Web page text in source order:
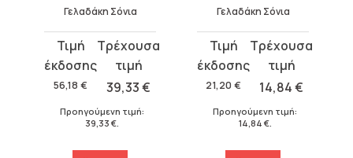
Γελαδάκη Σόνια
56,18 €
Original
price
was:
56,18 €.
39,33€
τρέχουσα
τιμή
είναι:
39,33 €.
Προηγούμενη τιμή:
39,33 €.
Γελαδάκη Σόνια
21,20 €
Original
price
was:
21,20 €.
14,84€
τρέχουσα
τιμή
είναι:
14,84 €.
Προηγούμενη τιμή:
14,84 €.